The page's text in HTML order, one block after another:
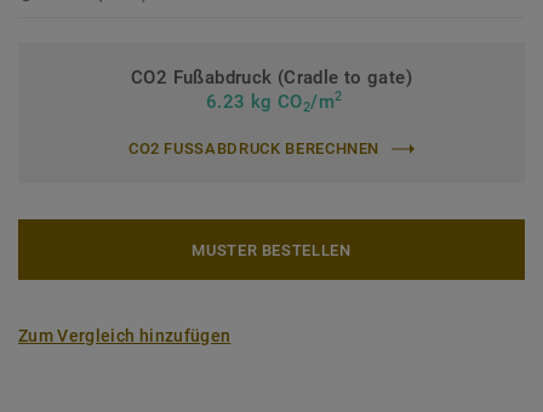
CO2 Fußabdruck (Cradle to gate)
6.23 kg CO2/m2
CO2 FUSSABDRUCK BERECHNEN
MUSTER BESTELLEN
Zum Vergleich hinzufügen